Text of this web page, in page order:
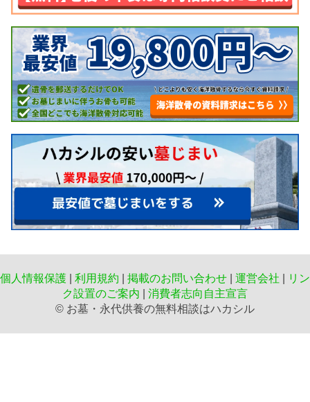
個人情報保護 利用規約 掲載のお問い合わせ 運営会社
リン
ク設置のご案内
消費者志向自主宣言
©️ お墓・永代供養の無料相談はハカシル